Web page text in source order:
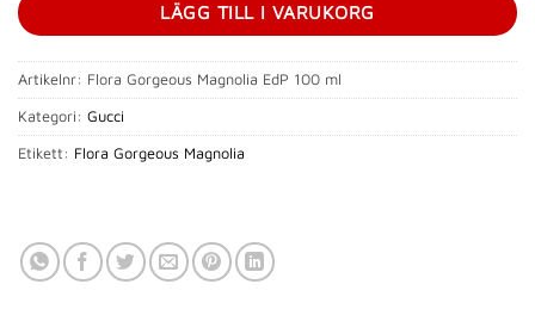
LÄGG TILL I VARUKORG
Artikelnr: Flora Gorgeous Magnolia EdP 100 ml
Kategori: Gucci
Etikett: Flora Gorgeous Magnolia